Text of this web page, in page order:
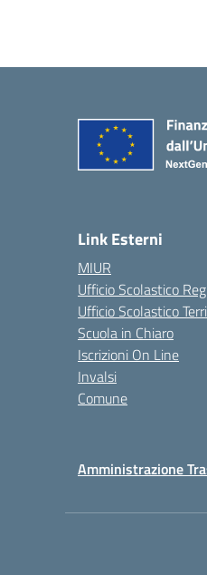
Link Esterni
MIUR
Ufficio Scolastico
Ufficio Scolastico
Scuola in Chiaro
Iscrizioni On Line
Invalsi
Comune
Amministrazione